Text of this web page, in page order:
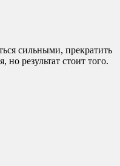
сильными, прекратить
результат стоит того.